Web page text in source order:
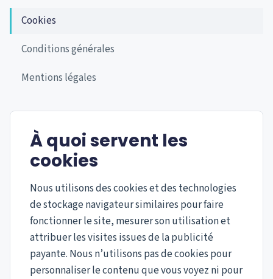
Cookies
Conditions générales
Mentions légales
À quoi servent les
cookies
Nous utilisons des cookies et des technologies
de stockage navigateur similaires pour faire
fonctionner le site, mesurer son utilisation et
attribuer les visites issues de la publicité
payante. Nous n’utilisons pas de cookies pour
personnaliser le contenu que vous voyez ni pour